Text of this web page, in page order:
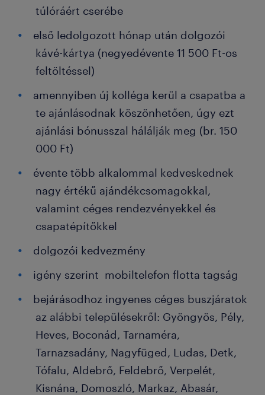
túlóráért cserébe
első ledolgozott hónap után dolgozói
kávé-kártya (negyedévente 11 500 Ft-os
feltöltéssel)
amennyiben új kolléga kerül a csapatba a
te ajánlásodnak köszönhetően, úgy ezt
ajánlási bónusszal hálálják meg (br. 150
000 Ft)
évente több alkalommal kedveskednek
nagy értékű ajándékcsomagokkal,
valamint céges rendezvényekkel és
csapatépítőkkel
dolgozói kedvezmény
igény szerint mobiltelefon flotta tagság
bejárásodhoz ingyenes céges buszjáratok
az alábbi településekről: Gyöngyös, Pély,
Heves, Boconád, Tarnaméra,
Tarnazsadány, Nagyfüged, Ludas, Detk,
Tófalu, Aldebrő, Feldebrő, Verpelét,
Kisnána, Domoszló, Markaz, Abasár,